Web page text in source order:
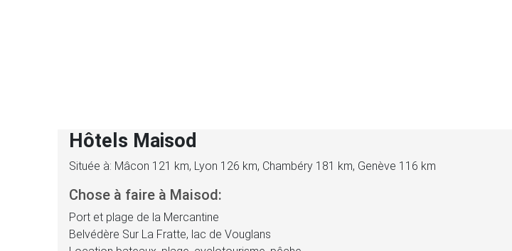
Hôtels Maisod
Située à: Mâcon 121 km, Lyon 126 km, Chambéry 181 km, Genève 116 km
Chose à faire à Maisod:
Port et plage de la Mercantine
Belvédère Sur La Fratte, lac de Vouglans